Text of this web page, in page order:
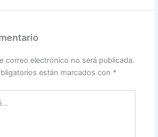
correo electrónico no será publicada.
están marcados con *